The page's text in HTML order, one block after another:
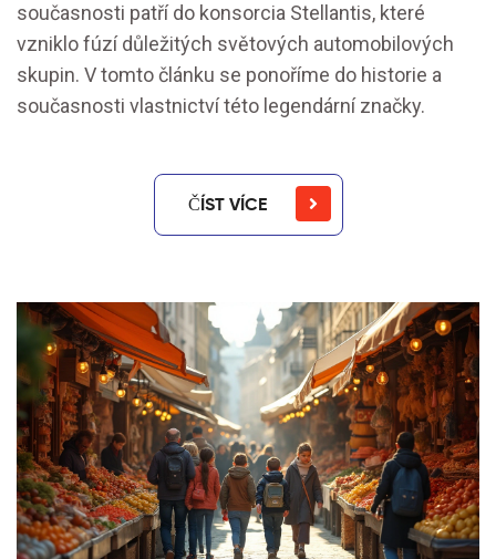
současnosti patří do konsorcia Stellantis, které
vzniklo fúzí důležitých světových automobilových
skupin. V tomto článku se ponoříme do historie a
současnosti vlastnictví této legendární značky.
ČÍST VÍCE